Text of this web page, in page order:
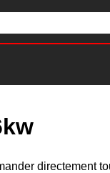
directement